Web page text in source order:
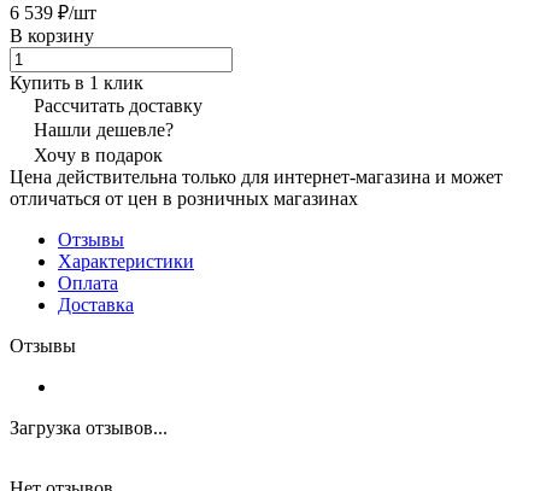
6 539 ₽/шт
В корзину
Купить в 1 клик
Рассчитать доставку
Нашли дешевле?
Хочу в подарок
Цена действительна только для интернет-магазина и может
отличаться от цен в розничных магазинах
Отзывы
Характеристики
Оплата
Доставка
Отзывы
Загрузка отзывов...